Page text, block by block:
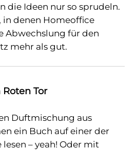
die Ideen nur so sprudeln.
in denen Homeoffice
Abwechslung für den
mehr als gut.
Tor
Duftmischung aus
ein Buch auf einer der
– yeah! Oder mit